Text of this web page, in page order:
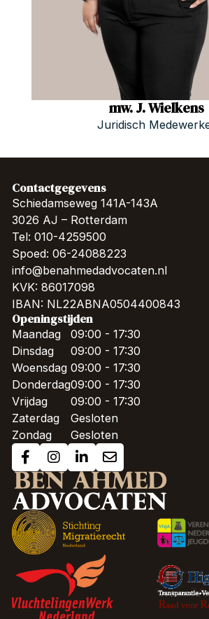
mw. J. Wielkens
Juridisch
Contactgegevens
Schiedamseweg 141A-143A
3026 AJ – Rotterdam
Tel: 010-4259500
Spoed: 06-24088223
info@benahmedadvocaten.nl
KVK: 86017098
IBAN: NL22ABNA0504400843
Openingstijden
Maandag
Dinsdag
Woensdag
Donderdag
Vrijdag
Zaterdag
Zondag
09:00 - 17:30
09:00 - 17:30
09:00 - 17:30
09:00 - 17:30
09:00 - 17:30
Gesloten
Gesloten